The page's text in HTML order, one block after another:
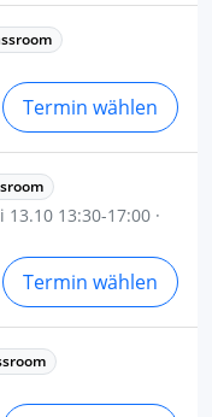
Termin wählen
13:30-17:00 ·
Termin wählen